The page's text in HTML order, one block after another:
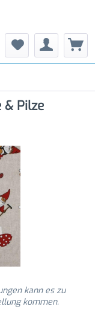
& Pilze
kann es zu
kommen.